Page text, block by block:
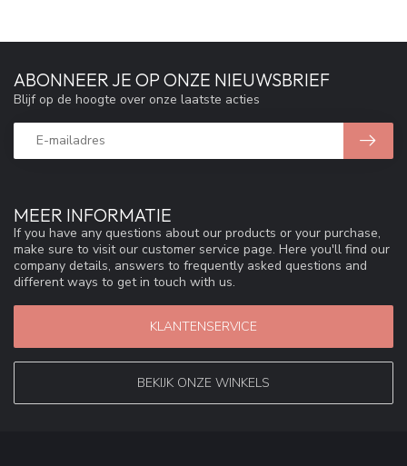
MEER INFORMATIE
If you have any questions about our products or your purchase,
make sure to visit our customer service page. Here you'll find our
company details, answers to frequently asked questions and
different ways to get in touch with us.
KLANTENSERVICE
BEKIJK ONZE WINKELS
ABONNEER JE OP ONZE NIEUWSBRIEF
Blijf op de hoogte over onze laatste acties